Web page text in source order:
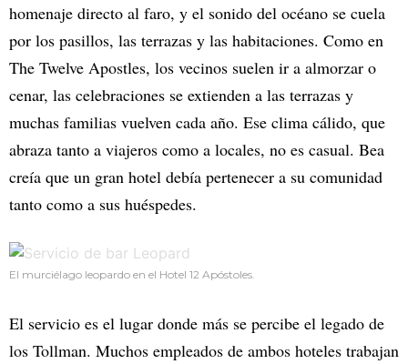
homenaje directo al faro, y el sonido del océano se cuela
por los pasillos, las terrazas y las habitaciones. Como en
The Twelve Apostles, los vecinos suelen ir a almorzar o
cenar, las celebraciones se extienden a las terrazas y
muchas familias vuelven cada año. Ese clima cálido, que
abraza tanto a viajeros como a locales, no es casual. Bea
creía que un gran hotel debía pertenecer a su comunidad
tanto como a sus huéspedes.
El murciélago leopardo en el Hotel 12 Apóstoles.
El servicio es el lugar donde más se percibe el legado de
los Tollman. Muchos empleados de ambos hoteles trabajan